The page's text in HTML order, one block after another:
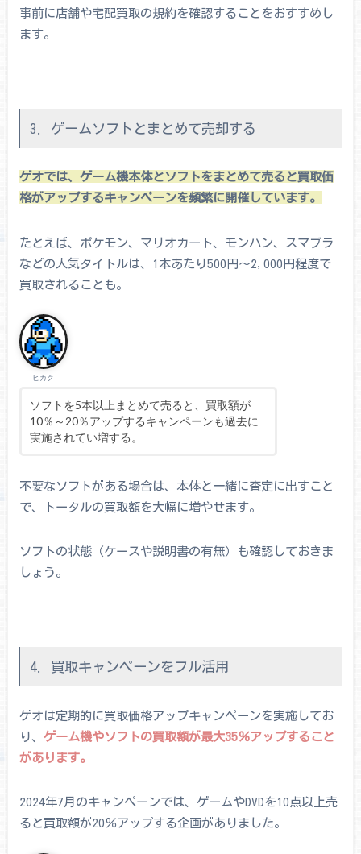
事前に店舗や宅配買取の規約を確認することをおすすめし
ます。
3. ゲームソフトとまとめて売却する
ゲオでは、ゲーム機本体とソフトをまとめて売ると買取価
格がアップするキャンペーンを頻繁に開催しています。
たとえば、ポケモン、マリオカート、モンハン、スマブラ
などの人気タイトルは、1本あたり500円～2,000円程度で
買取されることも。
ヒカク
ソフトを5本以上まとめて売ると、買取額が
10％～20％アップするキャンペーンも過去に
実施されてい増する。
不要なソフトがある場合は、本体と一緒に査定に出すこと
で、トータルの買取額を大幅に増やせます。
ソフトの状態（ケースや説明書の有無）も確認しておきま
しょう。
4. 買取キャンペーンをフル活用
ゲオは定期的に買取価格アップキャンペーンを実施してお
り、 ゲーム機やソフトの買取額が最大35％アップすること
があります。
2024年7月のキャンペーンでは、ゲームやDVDを10点以上売
ると買取額が20％アップする企画がありました。